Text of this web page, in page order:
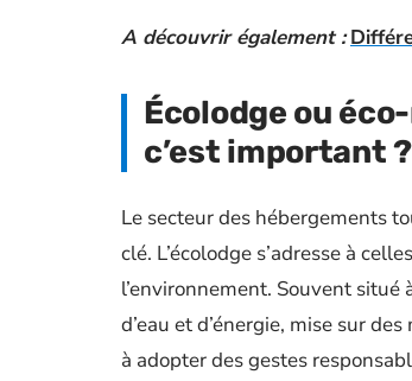
A découvrir également :
Écolodge ou
c’est important ?
Le secteur des hébergements
clé. L’écolodge s’adresse à
l’environnement. Souvent
d’eau et d’énergie, mise sur
à adopter des gestes